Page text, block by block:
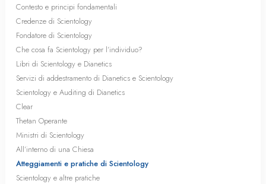
Contesto e principi fondamentali
Credenze di Scientology
Fondatore di Scientology
Che cosa fa Scientology per l’individuo?
Libri di Scientology e Dianetics
Servizi di addestramento di Dianetics e Scientology
Scientology e Auditing di Dianetics
Clear
Thetan Operante
Ministri di Scientology
All’interno di una Chiesa
Atteggiamenti e pratiche di Scientology
Scientology e altre pratiche